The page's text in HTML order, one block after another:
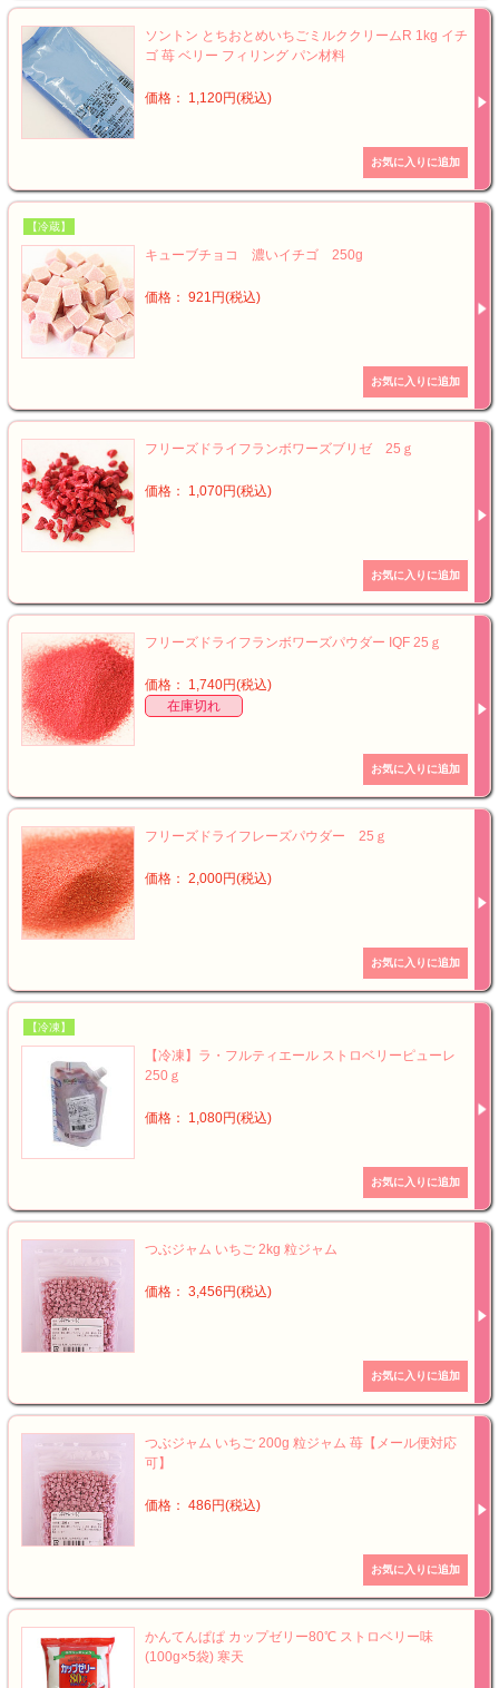
ソントン とちおとめいちごミルククリームR 1kg イチ
ゴ 苺 ベリー フィリング パン材料
価格： 1,120円(税込)
【冷蔵】
キューブチョコ 濃いイチゴ 250g
価格： 921円(税込)
フリーズドライフランボワーズブリゼ 25ｇ
価格： 1,070円(税込)
フリーズドライフランボワーズパウダー IQF 25ｇ
価格： 1,740円(税込)
在庫切れ
フリーズドライフレーズパウダー 25ｇ
価格： 2,000円(税込)
【冷凍】
【冷凍】ラ・フルティエール ストロベリーピューレ
250ｇ
価格： 1,080円(税込)
つぶジャム いちご 2kg 粒ジャム
価格： 3,456円(税込)
つぶジャム いちご 200g 粒ジャム 苺【メール便対応
可】
価格： 486円(税込)
かんてんぱぱ カップゼリー80℃ ストロベリー味
(100g×5袋) 寒天